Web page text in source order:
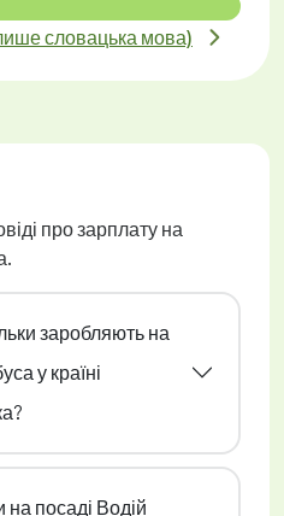
словацька мова)
про зарплату на
заробляють на
у країні
на посаді Водій